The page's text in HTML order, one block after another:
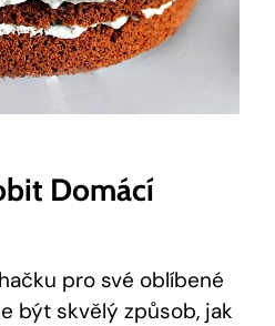
Domácí
pro své oblíbené
být skvělý způsob, jak